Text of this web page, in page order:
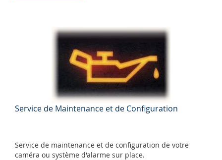
Service de Maintenance et de Configuration
Service de maintenance et de configuration de votre
caméra ou système d'alarme sur place.